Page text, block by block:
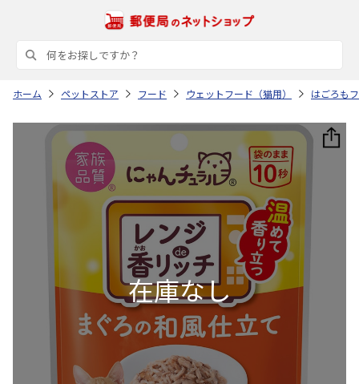
ホーム ペットストア フード ウェットフード（猫用） はごろも